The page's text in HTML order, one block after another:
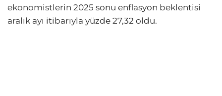
ekonomistlerin 2025 sonu enflasyon beklentisi
aralık ayı itibarıyla yüzde 27,32 oldu.